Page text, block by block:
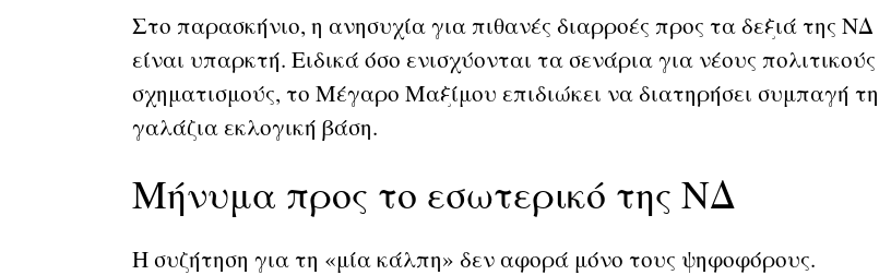
Στο παρασκήνιο, η ανησυχία για πιθανές διαρροές προς τα δεξιά της ΝΔ
είναι υπαρκτή. Ειδικά όσο ενισχύονται τα σενάρια για νέους πολιτικούς
σχηματισμούς, το Μέγαρο Μαξίμου επιδιώκει να διατηρήσει συμπαγή τη
γαλάζια εκλογική βάση.
Μήνυμα προς το εσωτερικό της ΝΔ
Η συζήτηση για τη «μία κάλπη» δεν αφορά μόνο τους ψηφοφόρους.